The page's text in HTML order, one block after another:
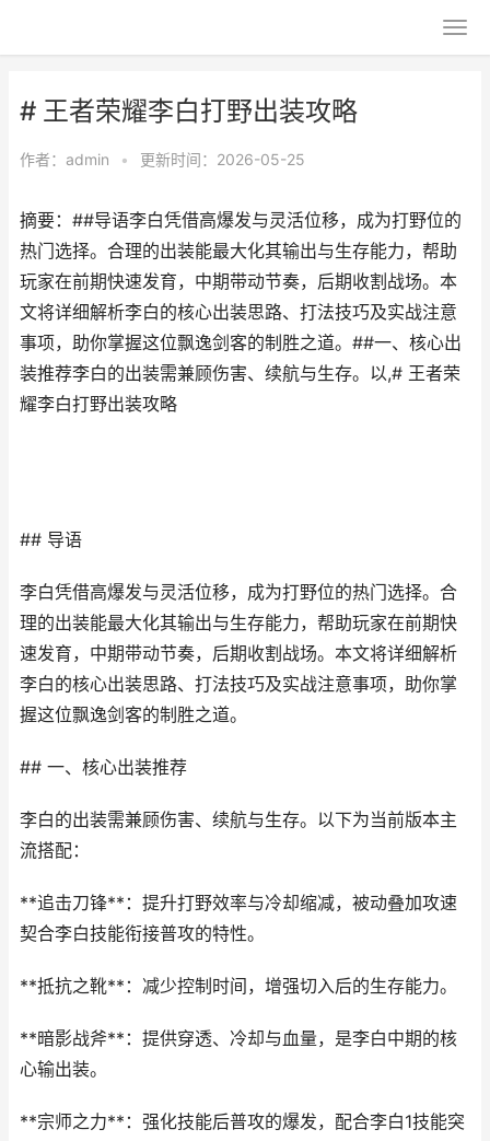
# 王者荣耀李白打野出装攻略
作者： admin • 更新时间：2026-05-25
摘要：##导语李白凭借高爆发与灵活位移，成为打野位的
热门选择。合理的出装能最大化其输出与生存能力，帮助
玩家在前期快速发育，中期带动节奏，后期收割战场。本
文将详细解析李白的核心出装思路、打法技巧及实战注意
事项，助你掌握这位飘逸剑客的制胜之道。##一、核心出
装推荐李白的出装需兼顾伤害、续航与生存。以,# 王者荣
耀李白打野出装攻略
## 导语
李白凭借高爆发与灵活位移，成为打野位的热门选择。合
理的出装能最大化其输出与生存能力，帮助玩家在前期快
速发育，中期带动节奏，后期收割战场。本文将详细解析
李白的核心出装思路、打法技巧及实战注意事项，助你掌
握这位飘逸剑客的制胜之道。
## 一、核心出装推荐
李白的出装需兼顾伤害、续航与生存。以下为当前版本主
流搭配：
**追击刀锋**：提升打野效率与冷却缩减，被动叠加攻速
契合李白技能衔接普攻的特性。
**抵抗之靴**：减少控制时间，增强切入后的生存能力。
**暗影战斧**：提供穿透、冷却与血量，是李白中期的核
心输出装。
**宗师之力**：强化技能后普攻的爆发，配合李白1技能突